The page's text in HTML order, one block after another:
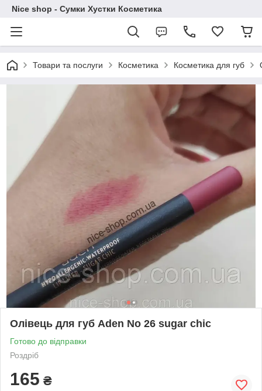
Nice shop - Сумки Хустки Косметика
Товари та послуги Косметика Косметика для губ
Олівець для губ Aden No 26 sugar chic
Готово до відправки
Роздріб
165 ₴